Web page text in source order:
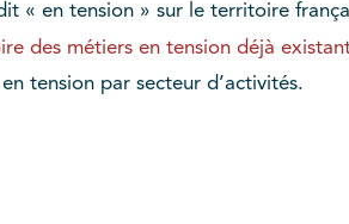
« en tension » sur le territoire
des métiers en tension déjà
tension par secteur d’activités.